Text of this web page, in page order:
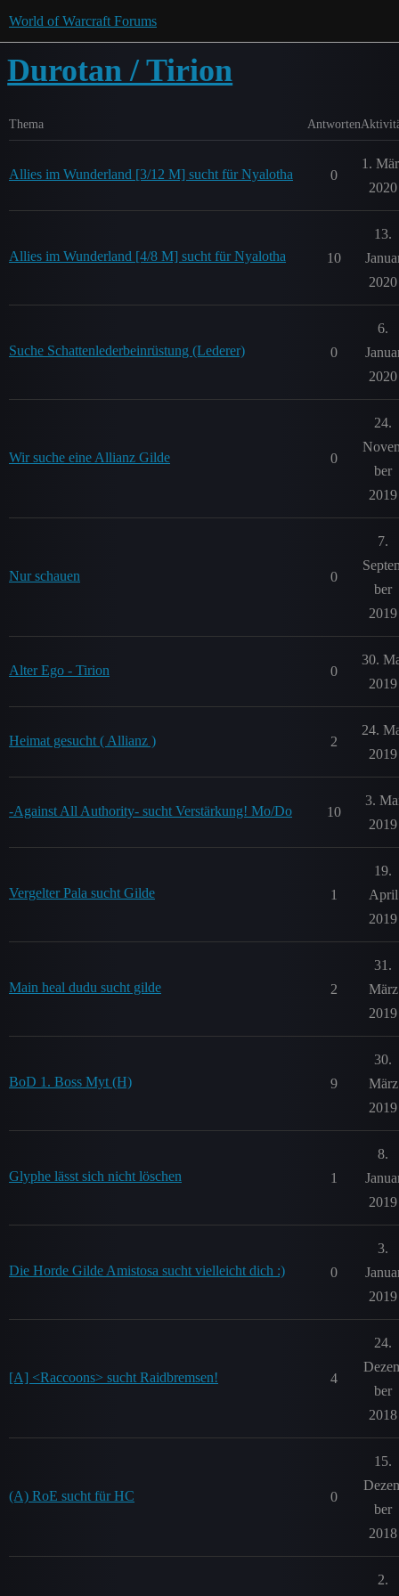
World of Warcraft Forums
Durotan / Tirion
Thema Antworten
Allies im Wunderland [3/12 M] sucht für Nyalotha 0
1.
2020
Allies im Wunderland [4/8 M] sucht für Nyalotha 10
13.
2020
Suche Schattenlederbeinrüstung (Lederer) 0
6.
2020
Wir suche eine Allianz Gilde 0
24.
ber
2019
Nur schauen 0
7.
ber
2019
Alter Ego - Tirion 0
30.
2019
Heimat gesucht ( Allianz ) 2
24.
2019
-Against All Authority- sucht Verstärkung! Mo/Do 10
3.
2019
Vergelter Pala sucht Gilde 1
19.
April
2019
Main heal dudu sucht gilde 2
31.
März
2019
BoD 1. Boss Myt (H) 9
30.
März
2019
Glyphe lässt sich nicht löschen 1
8.
2019
Die Horde Gilde Amistosa sucht vielleicht dich :) 0
3.
2019
[A] <Raccoons> sucht Raidbremsen! 4
24.
ber
2018
(A) RoE sucht für HC 0
15.
ber
2018
2.